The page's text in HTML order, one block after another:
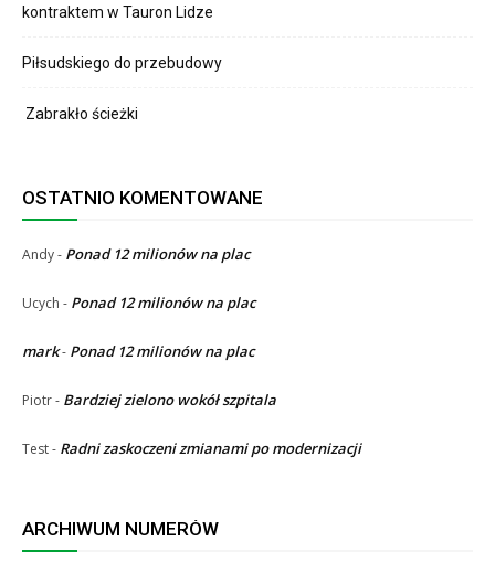
kontraktem w Tauron Lidze
Piłsudskiego do przebudowy
Zabrakło ścieżki
OSTATNIO KOMENTOWANE
Andy- Ponad 12 milionów na plac
Ucych - Ponad 12 milionów na plac
mark- Ponad 12 milionów na plac
Piotr- Bardziej zielono wokół szpitala
Test- Radni zaskoczeni zmianami po modernizacji
ARCHIWUM NUMERÓW